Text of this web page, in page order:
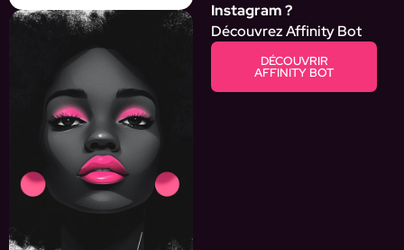
Instagram ?
Découvrez Affinity Bot
DÉCOUVRIR
AFFINITY BOT